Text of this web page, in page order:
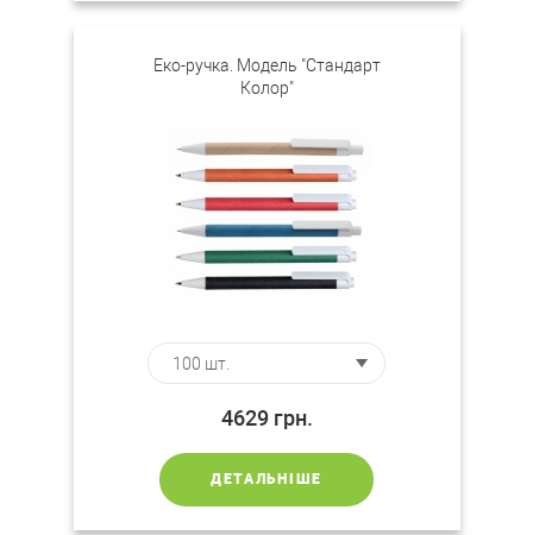
Еко-ручка. Модель "Стандарт
Колор"
4629 грн.
ДЕТАЛЬНІШЕ